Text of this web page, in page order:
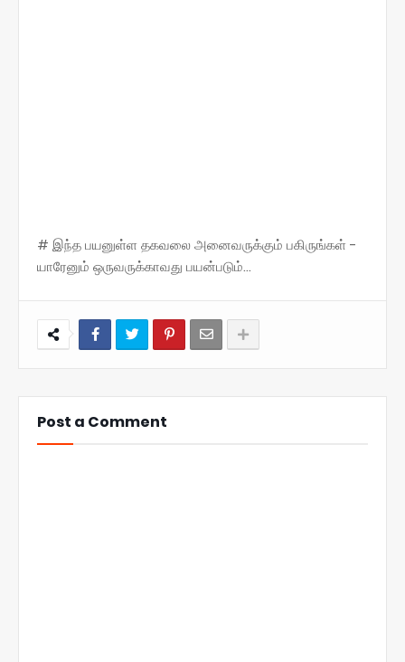
# இந்த பயனுள்ள தகவலை அனைவருக்கும் பகிருங்கள் -
யாரேனும் ஒருவருக்காவது பயன்படும்...
Post a Comment